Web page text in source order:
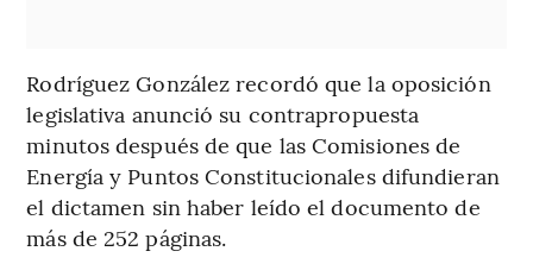
Rodríguez González recordó que la oposición
legislativa anunció su contrapropuesta
minutos después de que las Comisiones de
Energía y Puntos Constitucionales difundieran
el dictamen sin haber leído el documento de
más de 252 páginas.